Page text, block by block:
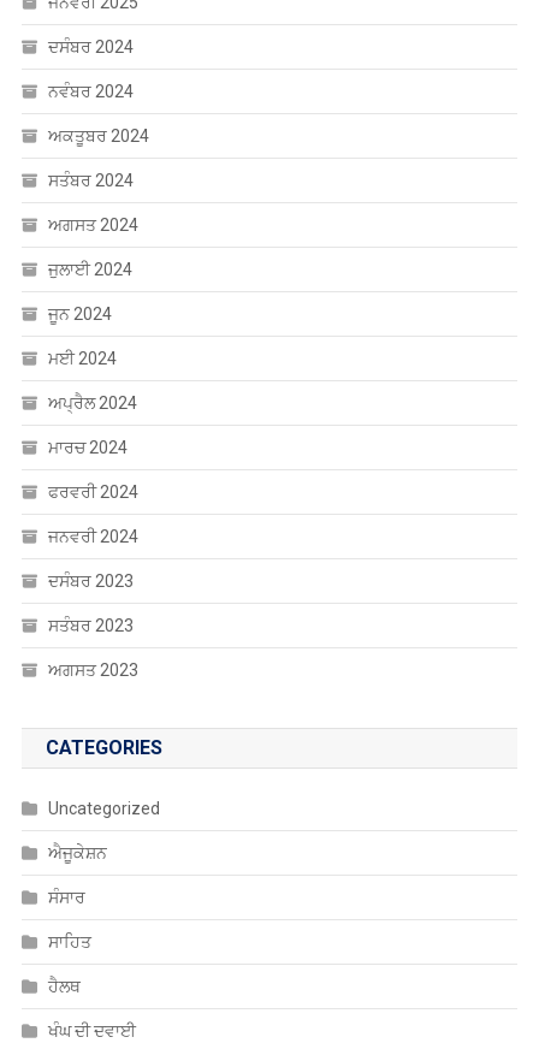
ਦਸੰਬਰ 2024
ਨਵੰਬਰ 2024
ਅਕਤੂਬਰ 2024
ਸਤੰਬਰ 2024
ਅਗਸਤ 2024
ਜੁਲਾਈ 2024
ਜੂਨ 2024
ਮਈ 2024
ਅਪ੍ਰੈਲ 2024
ਮਾਰਚ 2024
ਫਰਵਰੀ 2024
ਜਨਵਰੀ 2024
ਦਸੰਬਰ 2023
ਸਤੰਬਰ 2023
ਅਗਸਤ 2023
CATEGORIES
Uncategorized
ਐਜੂਕੇਸ਼ਨ
ਸੰਸਾਰ
ਸਾਹਿਤ
ਹੈਲਥ
ਖੰਘ ਦੀ ਦਵਾਈ